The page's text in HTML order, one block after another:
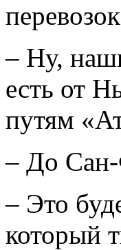
– Ну,
есть от
путям
– До
– Это
который